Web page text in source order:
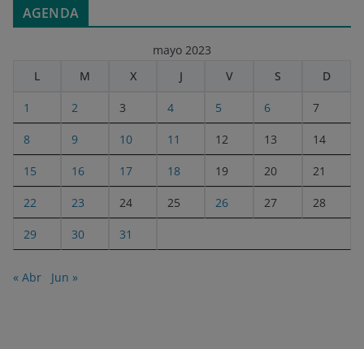
AGENDA
mayo 2023
L
M X J V S D
1 2 3 4 5 6 7
8 9 10 11 12 13 14
15 16 17 18 19 20 21
22 23 24 25 26 27 28
29 30 31
« Abr Jun »